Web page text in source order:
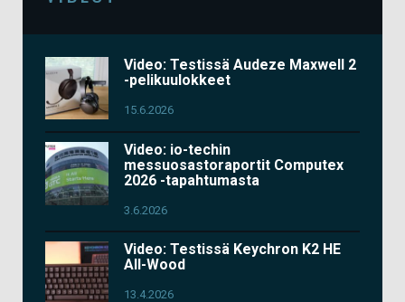
Video: Testissä Audeze Maxwell 2
-pelikuulokkeet
15.6.2026
Video: io-techin
messuosastoraportit Computex
2026 -tapahtumasta
3.6.2026
Video: Testissä Keychron K2 HE
All-Wood
13.4.2026